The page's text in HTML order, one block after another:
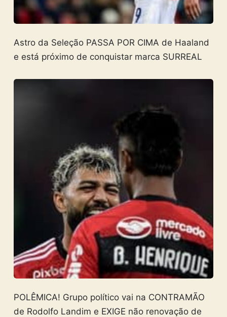
Astro da Seleção PASSA POR CIMA de Haaland
e está próximo de conquistar marca SURREAL
POLÊMICA! Grupo político vai na CONTRAMÃO
de Rodolfo Landim e EXIGE não renovação de